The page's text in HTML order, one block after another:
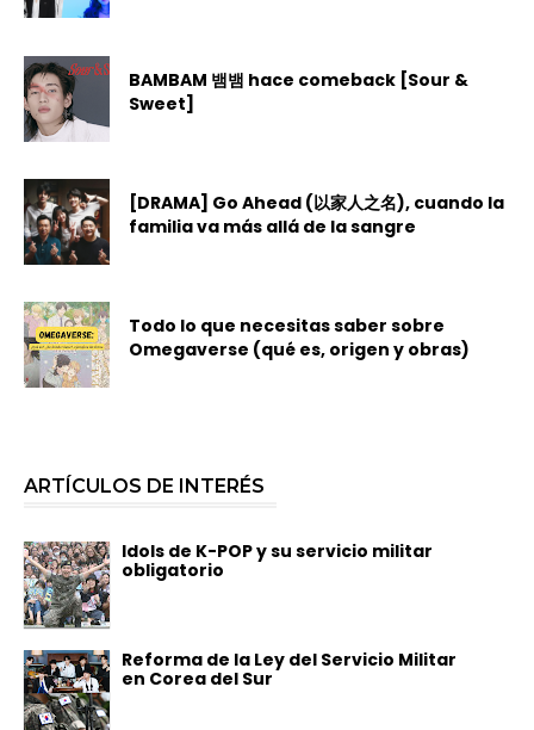
BAMBAM 뱀뱀 hace comeback [Sour &
Sweet]
[DRAMA] Go Ahead (以家人之名), cuando la
familia va más allá de la sangre
Todo lo que necesitas saber sobre
Omegaverse (qué es, origen y obras)
ARTÍCULOS DE INTERÉS
Idols de K-POP y su servicio militar
obligatorio
Reforma de la Ley del Servicio Militar
en Corea del Sur